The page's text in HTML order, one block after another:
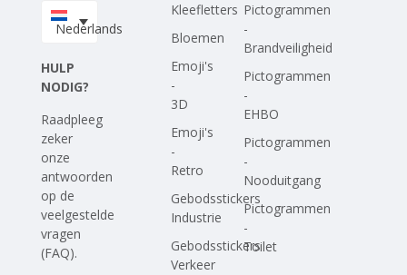
Upload je eigen ontwerp
Nederlands
HULP
NODIG?
Raadpleeg
zeker
onze
antwoorden
op de
veelgestelde
vragen
(FAQ).
Kleefletters
Bloemen
Emoji's
-
3D
Emoji's
-
Retro
Gebodsstickers
Industrie
Gebodsstickers
Verkeer
Pictogrammen
-
Brandveiligheid
Pictogrammen
-
EHBO
Pictogrammen
-
Nooduitgang
Pictogrammen
-
Toilet